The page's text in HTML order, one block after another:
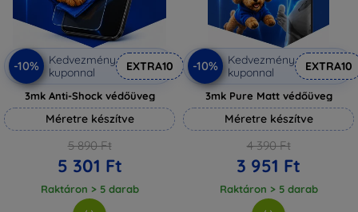
-10%
Kedvezmény
kuponnal
EXTRA10
3mk Anti-Shock védőüveg
Méretre készítve
5 890 Ft
5 301 Ft
Raktáron > 5 darab
-10%
Kedvezmény
kuponnal
EXTRA10
3mk Pure Matt védőüveg
Méretre készítve
4 390 Ft
3 951 Ft
Raktáron > 5 darab